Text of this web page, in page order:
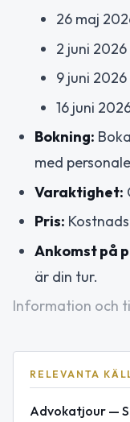
26 maj
2 juni 2026
9 juni 2026
16 juni
Bokning:
med
Varaktighet:
Pris:
Ankomst på
är din tur.
Information och
RELEVANTA
Advokatjour —